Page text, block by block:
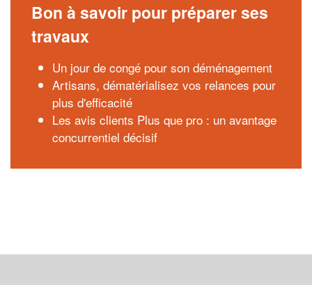
Bon à savoir pour préparer ses
travaux
Un jour de congé pour son déménagement
Artisans, dématérialisez vos relances pour
plus d'efficacité
Les avis clients Plus que pro : un avantage
concurrentiel décisif